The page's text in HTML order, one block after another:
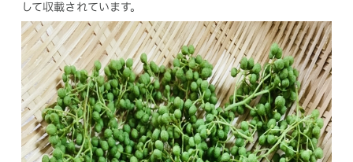
して収載されています。